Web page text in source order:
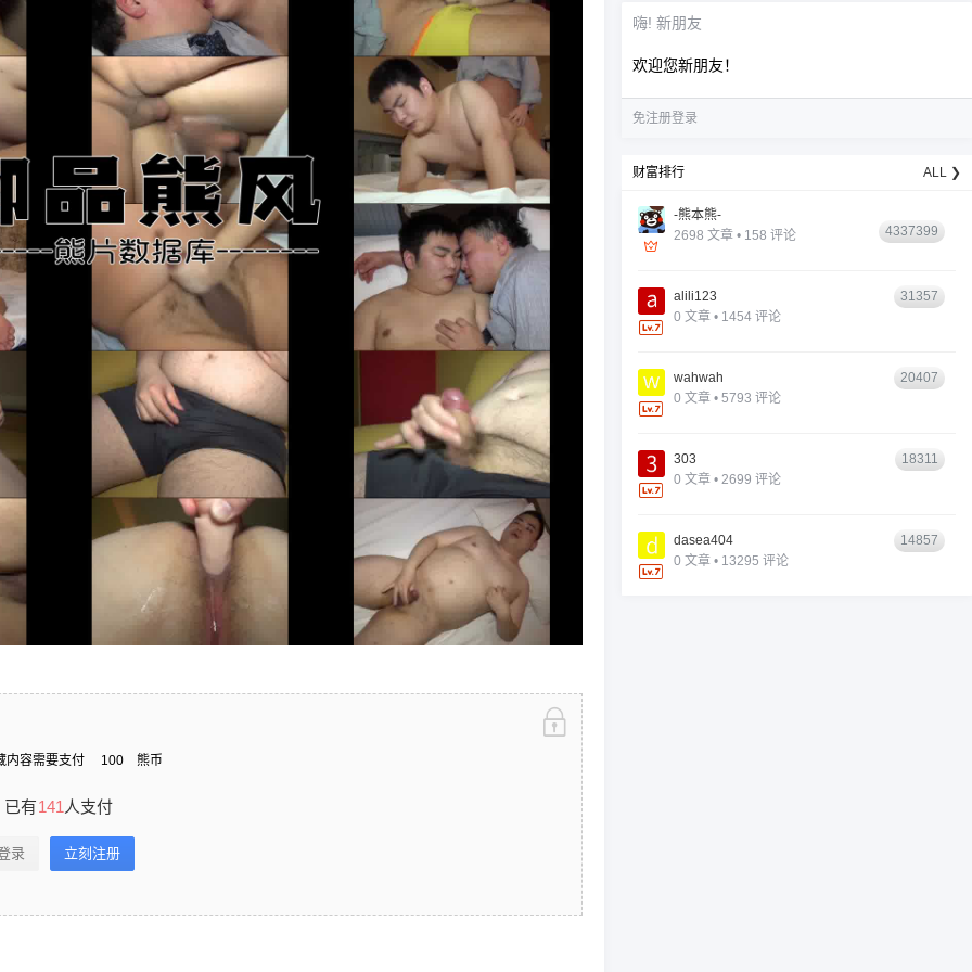
内容需要支付 100 熊币
已有141 人支付
录 立刻注册
嗨! 新朋友
欢迎您新朋友！
免注册登录
财富排行 ALL ❯
-熊本熊-
2698 文章 • 158 评论
4337399
alili123
0 文章 • 1454 评论
31357
wahwah
0 文章 • 5793 评论
20407
303
0 文章 • 2699 评论
18311
dasea404
0 文章 • 13295 评论
14857